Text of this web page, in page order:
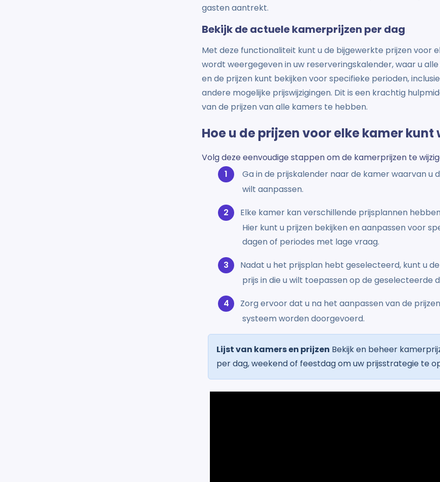
gasten aantrekt.
Bekijk de actuele kamerprijzen per dag
Met deze functionaliteit kunt u de bijgewerkte prijzen voor
wordt weergegeven in uw reserveringskalender, waar u
en de prijzen kunt bekijken voor specifieke perioden,
andere mogelijke prijswijzigingen. Dit is een krachtig
van de prijzen van alle kamers te hebben.
Hoe u de prijzen voor elke kamer kunt
Volg deze eenvoudige stappen om de kamerprijzen te
Ga in de prijskalender naar de kamer waarvan u
wilt aanpassen.
Elke kamer kan verschillende prijsplannen
Hier kunt u prijzen bekijken en aanpassen voor
dagen of periodes met lage vraag.
Nadat u het prijsplan hebt geselecteerd, kunt u
prijs in die u wilt toepassen op de geselecteerde
Zorg ervoor dat u na het aanpassen van de
systeem worden doorgevoerd.
Lijst van kamers en prijzen Bekijk en beheer
per dag, weekend of feestdag om uw prijsstrategie te